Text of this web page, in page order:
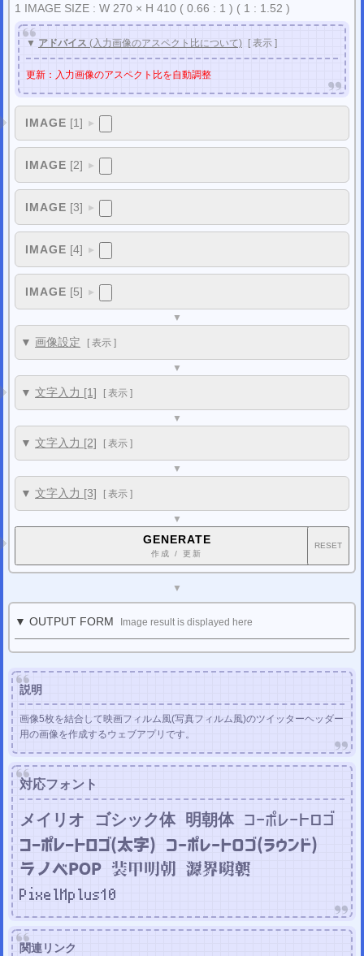
1 IMAGE SIZE : W 270 × H 410 ( 0.66 : 1 ) ( 1 : 1.52 )
▼ アドバイス (入力画像のアスペクト比について) [ 表示 ]
更新：入力画像のアスペクト比を自動調整
IMAGE [1] ▼
IMAGE [2] ▼
IMAGE [3] ▼
IMAGE [4] ▼
IMAGE [5] ▼
▼
▼ 画像設定 [ 表示 ]
▼
▼ 文字入力 [1] [ 表示 ]
▼
▼ 文字入力 [2] [ 表示 ]
▼
▼ 文字入力 [3] [ 表示 ]
▼
RESET
GENERATE
作成 / 更新
▼
▼ OUTPUT FORM Image result is displayed here
説明
画像5枚を結合して映画フィルム風(写真フィルム風)のツイッターヘッダー
用の画像を作成するウェブアプリです。
対応フォント
メイリオ ゴシック体 明朝体
コーポレートロゴ
コーポレートロゴ(太字)
コーポレートロゴ(ラウンド)
ラノベPOP 装甲明朝 源界明朝
PixelMplus10
関連リンク